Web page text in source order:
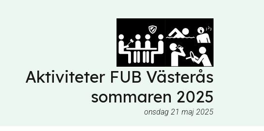
Aktiviteter FUB Västerås
sommaren 2025
onsdag 21 maj 2025